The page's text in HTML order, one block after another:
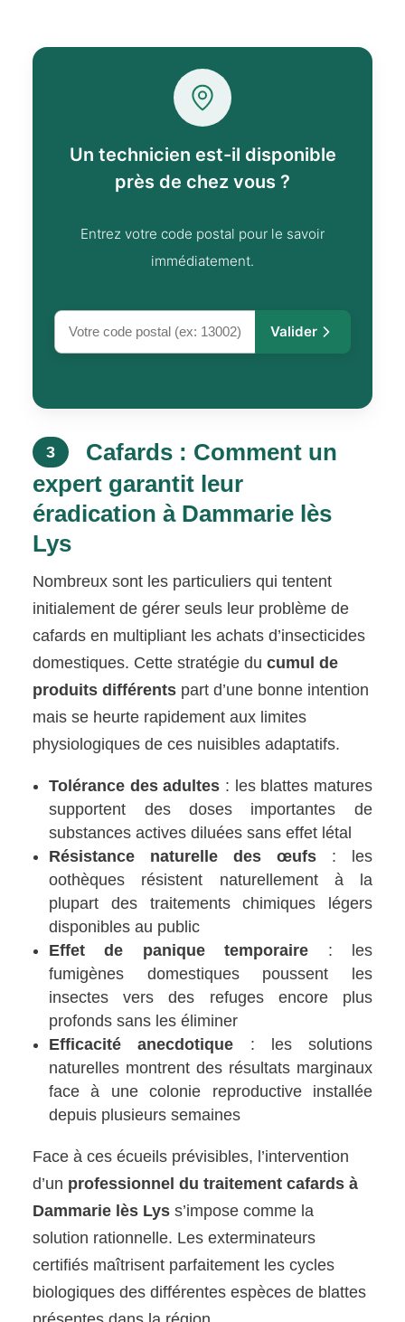
Un technicien est-il disponible
près de chez vous ?
Entrez votre code postal pour le savoir
immédiatement.
Valider
3
Cafards : Comment un
expert garantit leur
éradication à Dammarie lès
Lys
Nombreux sont les particuliers qui tentent
initialement de gérer seuls leur problème de
cafards en multipliant les achats d’insecticides
domestiques. Cette stratégie ducumul de
produits différents part d’une bonne intention
mais se heurte rapidement aux limites
physiologiques de ces nuisibles adaptatifs.
Tolérance des adultes : les blattes matures
supportent des doses importantes de
substances actives diluées sans effet létal
Résistance naturelle des œufs: les
oothèques résistent naturellement à la
plupart des traitements chimiques légers
disponibles au public
Effet de panique temporaire : les
fumigènes domestiques poussent les
insectes vers des refuges encore plus
profonds sans les éliminer
Efficacité anecdotique : les solutions
naturelles montrent des résultats marginaux
face à une colonie reproductive installée
depuis plusieurs semaines
Face à ces écueils prévisibles, l’intervention
d’un professionnel du traitement cafards à
Dammarie lès Lys s’impose comme la
solution rationnelle. Les exterminateurs
certifiés maîtrisent parfaitement les cycles
biologiques des différentes espèces de blattes